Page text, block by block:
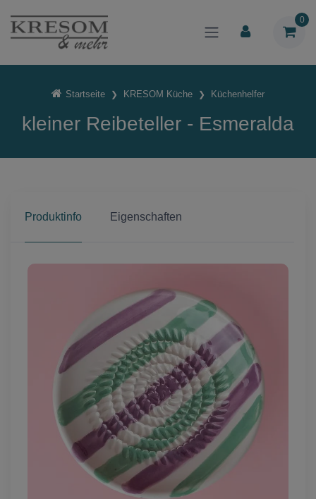
0
Startseite KRESOM Küche Küchenhelfer
kleiner Reibeteller - Esmeralda
Produktinfo Eigenschaften